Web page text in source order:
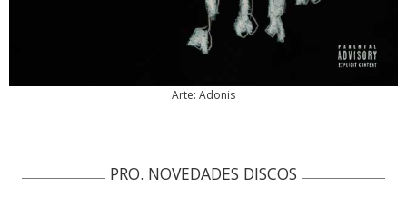
Arte: Adonis
PRO. NOVEDADES DISCOS